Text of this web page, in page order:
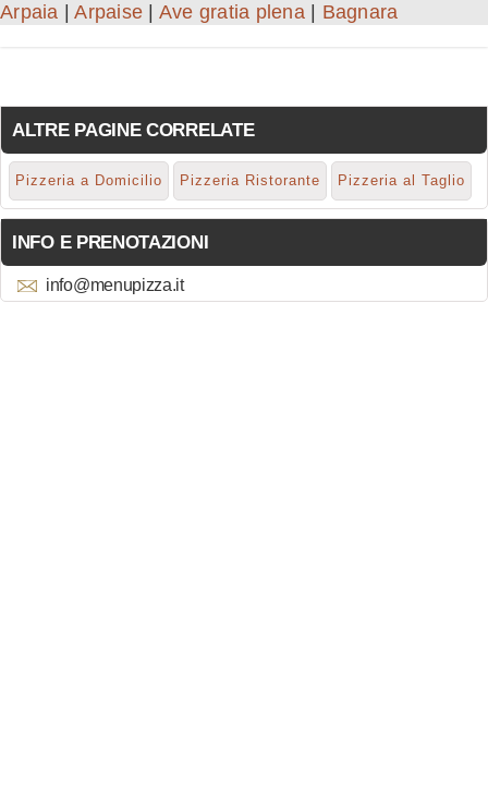
Arpaia |Arpaise Ave gratia plena| Bagnara
ALTRE PAGINE CORRELATE
Pizzeria a Domicilio Pizzeria Ristorante Pizzeria al Taglio
INFO E PRENOTAZIONI
info@menupizza.it